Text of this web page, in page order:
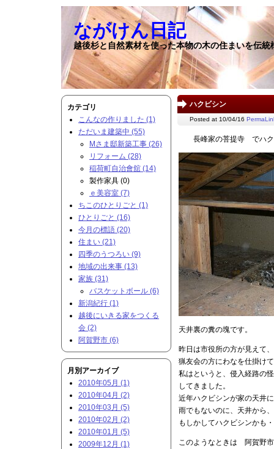
ながけん日記
越後杉と自然素材を使った本物の木の住まいを伝
ハクビシン
Posted at 10/04/16
長峰家の菩提寺 でハク
天井裏の糞の塊です。
昨日は市役所の方が見えて
猟友会の方にわなを仕掛け
私はというと、侵入経路の
してきました。
近年ハクビシンが家の天井
雨でもないのに、天井から
もしかしてハクビシンかも
このようなときは 阿賀野
カテゴリ
こんなの作りました (1)
ただいま建築中 (55)
Mさま邸新築工事 (26)
リフォーム (28)
稲荷町自治會舘 (14)
製作家具 (0)
ｅ美容室 (7)
ちこのひとりごと (1)
ひとりごと (16)
今月の標語 (20)
住まい (21)
四季のうつろい (9)
地域の出来事 (13)
家族 (31)
バスケットボール (6)
新潟紀行 (1)
越後にいきる家をつくる
会 (2)
阿賀野市 (6)
月別アーカイブ
2010年05月 (1)
2010年04月 (2)
2010年03月 (5)
2010年02月 (2)
2010年01月 (5)
2009年12月 (1)